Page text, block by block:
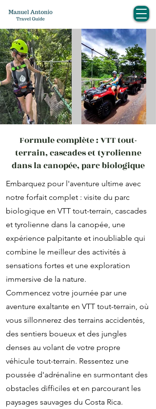
Formule complète : VTT tout-
terrain, cascades et tyrolienne
dans la canopée, parc biologique
Embarquez pour l'aventure ultime avec
notre forfait complet : visite du parc
biologique en VTT tout-terrain, cascades
et tyrolienne dans la canopée, une
expérience palpitante et inoubliable qui
combine le meilleur des activités à
sensations fortes et une exploration
immersive de la nature.
Commencez votre journée par une
aventure exaltante en VTT tout-terrain, où
vous sillonnerez des terrains accidentés,
des sentiers boueux et des jungles
denses au volant de votre propre
véhicule tout-terrain. Ressentez une
poussée d'adrénaline en surmontant des
obstacles difficiles et en parcourant les
paysages sauvages du Costa Rica.